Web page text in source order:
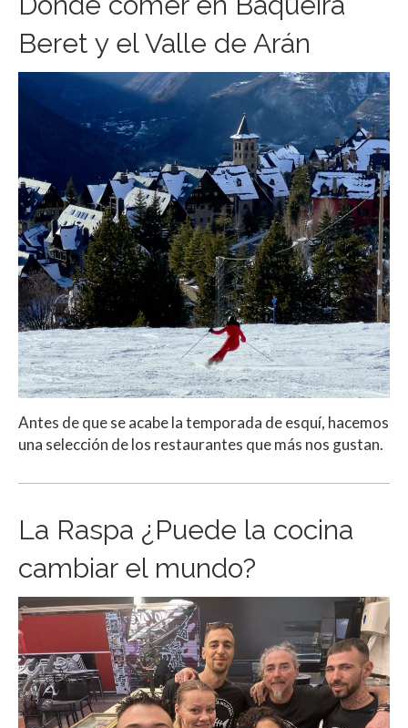
Beret y el Valle de Arán
Antes de que se acabe la temporada de esquí, hacemos
una selección de los restaurantes que más nos gustan.
La Raspa ¿Puede la cocina
cambiar el mundo?